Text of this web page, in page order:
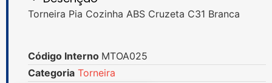
Torneira Pia Cozinha ABS Cruzeta C31 Branca
Código Interno MTOA025
Categoria Torneira